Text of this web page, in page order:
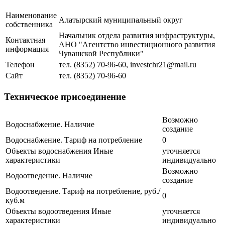
Наименование
собственника
Алатырский муниципальный округ
Контактная
информация
Начальник отдела развития инфраструктуры,
АНО "Агентство инвестиционного развития
Чувашской Республики"
Телефон
тел. (8352) 70-96-60, investchr21@mail.ru
Сайт
тел. (8352) 70-96-60
Техническое присоединение
Водоснабжение. Наличие
Возможно
создание
Водоснабжение. Тариф на потребление
0
Объекты водоснабжения Иные
характеристики
уточняется
индивидуально
Водоотведение. Наличие
Возможно
создание
Водоотведение. Тариф на потребление, руб./
куб.м
0
Объекты водоотведения Иные
характеристики
уточняется
индивидуально